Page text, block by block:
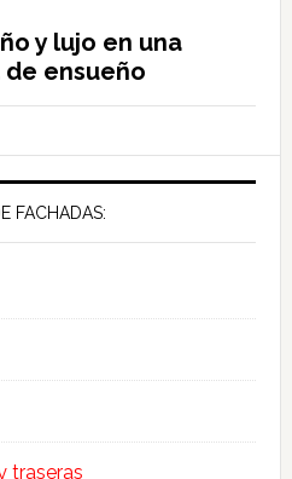
y lujo en una
ensueño
FACHADAS:
traseras